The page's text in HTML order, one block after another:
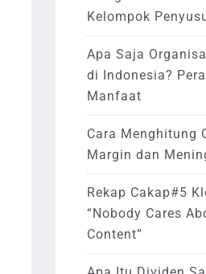
Kelompok
Apa Saja
di Indonesia?
Manfaat
Cara Menghitung
Margin dan
Rekap Cakap#5
“Nobody Cares
Content”